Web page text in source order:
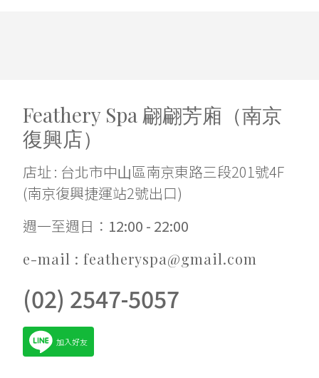
Feathery Spa 翩翩芳廂（南京
復興店）
店址 : 台北市中⼭區南京東路三段201號4F
(南京復興捷運站2號出口)
週一至週日： 12:00 - 22:00
e-mail : featheryspa@gmail.com
(02) 2547-5057
加入好友